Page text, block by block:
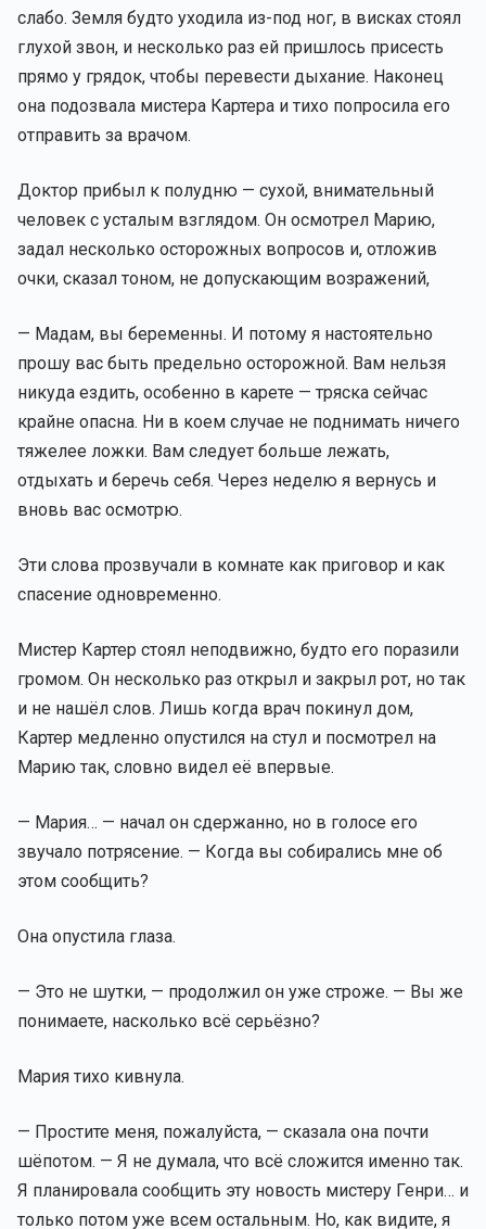
слабо. Земля будто уходила из-под ног, в висках стоял
глухой звон, и несколько раз ей пришлось присесть
прямо у грядок, чтобы перевести дыхание. Наконец
она подозвала мистера Картера и тихо попросила его
отправить за врачом.
Доктор прибыл к полудню — сухой, внимательный
человек с усталым взглядом. Он осмотрел Марию,
задал несколько осторожных вопросов и, отложив
очки, сказал тоном, не допускающим возражений,
— Мадам, вы беременны. И потому я настоятельно
прошу вас быть предельно осторожной. Вам нельзя
никуда ездить, особенно в карете — тряска сейчас
крайне опасна. Ни в коем случае не поднимать ничего
тяжелее ложки. Вам следует больше лежать,
отдыхать и беречь себя. Через неделю я вернусь и
вновь вас осмотрю.
Эти слова прозвучали в комнате как приговор и как
спасение одновременно.
Мистер Картер стоял неподвижно, будто его поразили
громом. Он несколько раз открыл и закрыл рот, но так
и не нашёл слов. Лишь когда врач покинул дом,
Картер медленно опустился на стул и посмотрел на
Марию так, словно видел её впервые.
— Мария… — начал он сдержанно, но в голосе его
звучало потрясение. — Когда вы собирались мне об
этом сообщить?
Она опустила глаза.
— Это не шутки, — продолжил он уже строже. — Вы же
понимаете, насколько всё серьёзно?
Мария тихо кивнула.
— Простите меня, пожалуйста, — сказала она почти
шёпотом. — Я не думала, что всё сложится именно так.
Я планировала сообщить эту новость мистеру Генри… и
только потом уже всем остальным. Но, как видите, я